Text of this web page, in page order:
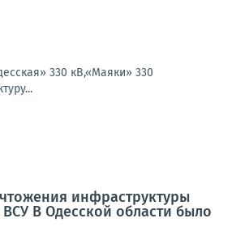
330 кВ,«Маяки» 330
инфраструктуры
В Одесской области было